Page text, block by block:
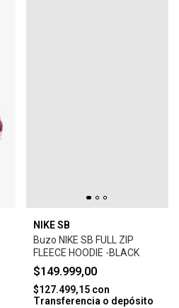
NIKE SB
Buzo NIKE SB FULL ZIP
FLEECE HOODIE -BLACK
$149.999,00
$127.499,15 con
Transferencia o depósito